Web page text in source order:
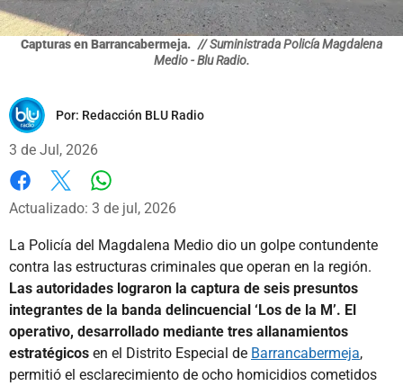
Capturas en Barrancabermeja. // Suministrada Policía Magdalena
Medio - Blu Radio.
Por: Redacción BLU Radio
3 de Jul, 2026
Facebook
X
Actualizado: 3 de jul, 2026
La Policía del Magdalena Medio dio un golpe contundente
contra las estructuras criminales que operan en la región.
Las autoridades lograron la captura de seis presuntos
integrantes de la banda delincuencial ‘Los de la M’. El
operativo, desarrollado mediante tres allanamientos
estratégicos en el Distrito Especial de Barrancabermeja,
permitió el esclarecimiento de ocho homicidios cometidos